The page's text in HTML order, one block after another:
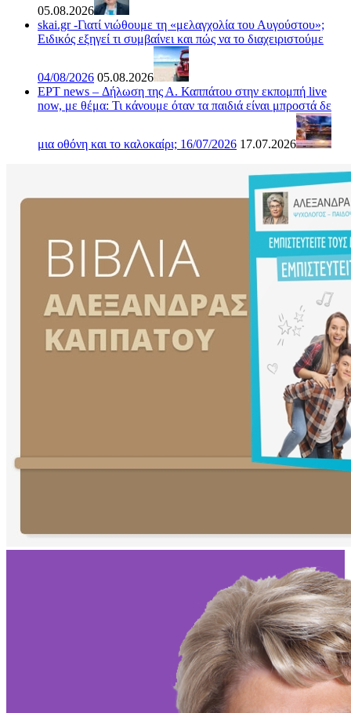
05.08.2026
skai.gr -Γιατί νιώθουμε τη «μελαγχολία του Αυγούστου»;
Ειδικός εξηγεί τι συμβαίνει και πώς να το διαχειριστούμε
04/08/2026 05.08.2026
ΕΡΤ news – Δήλωση της Α. Καππάτου στην εκπομπή live
now, με θέμα: Τι κάνουμε όταν τα παιδιά είναι μπροστά δε
μια οθόνη και το καλοκαίρι; 16/07/2026 17.07.2026